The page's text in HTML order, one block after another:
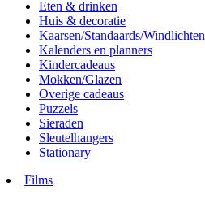
Eten & drinken
Huis & decoratie
Kaarsen/Standaards/Windlichten
Kalenders en planners
Kindercadeaus
Mokken/Glazen
Overige cadeaus
Puzzels
Sieraden
Sleutelhangers
Stationary
Films